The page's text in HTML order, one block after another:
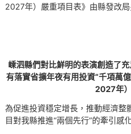
2027年）嚴重項目表》由縣發改局
嵊泗縣們對比鮮明的表演創造了
有落實省擴年夜有用投資“千項萬
2027年）
為促進投資穩定增長，推動經濟整
目對我縣推進“兩個先行”的牽引感